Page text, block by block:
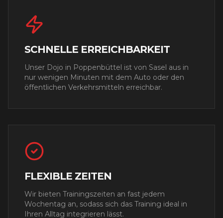
SCHNELLE ERREICHBARKEIT
Unser Dojo in Poppenbüttel ist von Sasel aus in
nur wenigen Minuten mit dem Auto oder den
öffentlichen Verkehrsmitteln erreichbar.
FLEXIBLE ZEITEN
Wir bieten Trainingszeiten an fast jedem
Wochentag an, sodass sich das Training ideal in
Ihren Alltag integrieren lässt.